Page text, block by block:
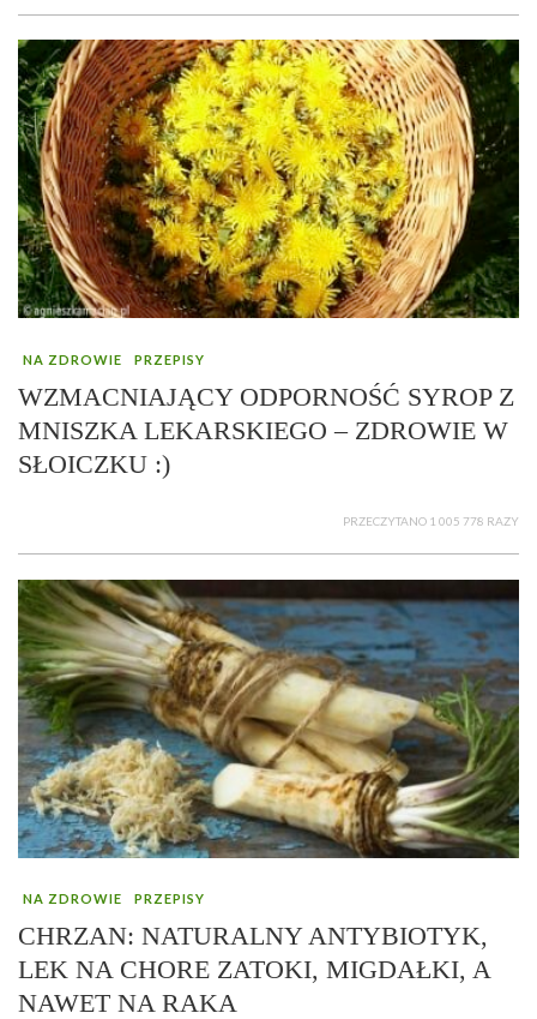
NA ZDROWIE PRZEPISY
WZMACNIAJĄCY ODPORNOŚĆ SYROP Z
MNISZKA LEKARSKIEGO – ZDROWIE W
SŁOICZKU :)
PRZECZYTANO 1 005 778 RAZY
NA ZDROWIE PRZEPISY
CHRZAN: NATURALNY ANTYBIOTYK,
LEK NA CHORE ZATOKI, MIGDAŁKI, A
NAWET NA RAKA